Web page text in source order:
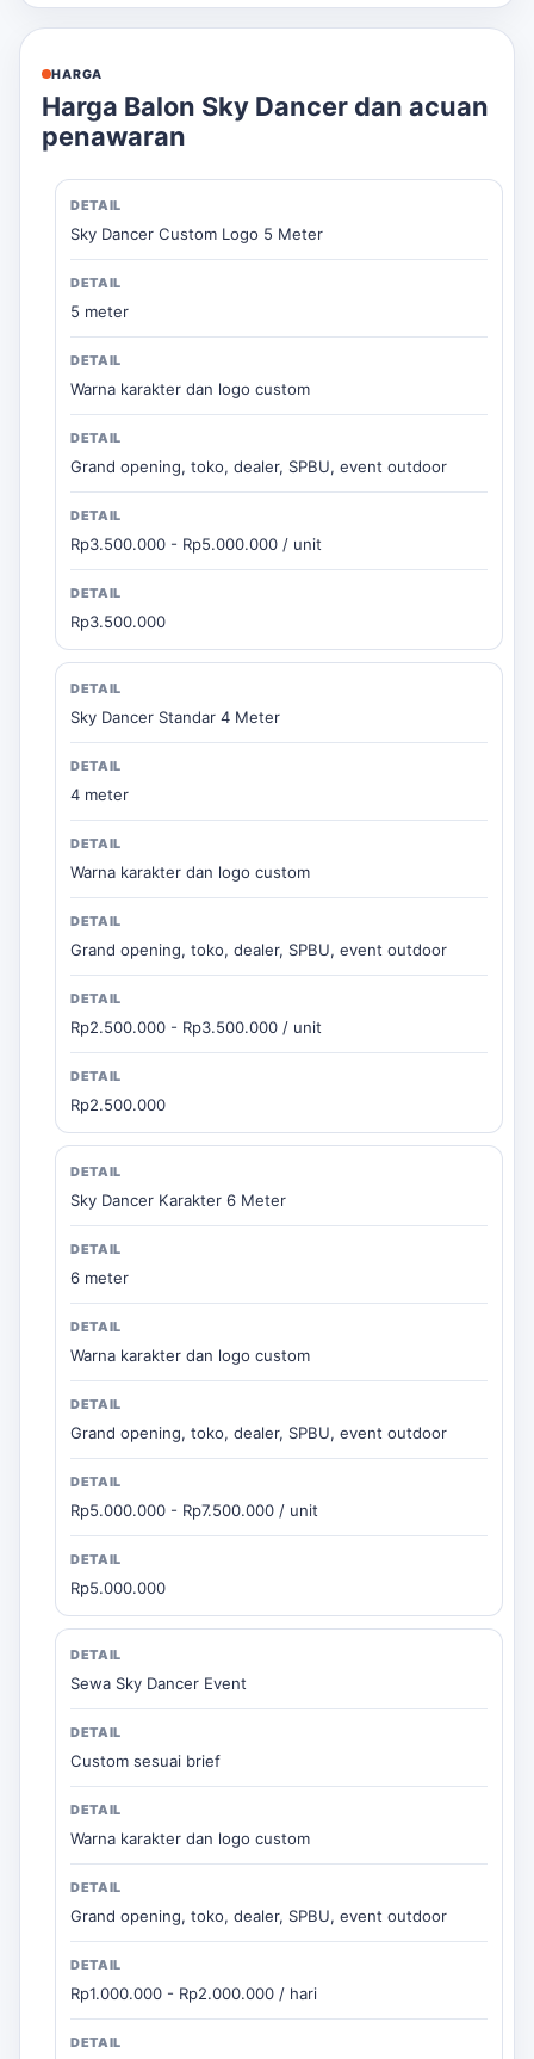
HARGA
Harga Balon Sky Dancer dan acuan
penawaran
Sky Dancer Custom Logo 5 Meter
5 meter
Warna karakter dan logo custom
Grand opening, toko, dealer, SPBU, event outdoor
Rp3.500.000 - Rp5.000.000 / unit
Rp3.500.000
Sky Dancer Standar 4 Meter
4 meter
Warna karakter dan logo custom
Grand opening, toko, dealer, SPBU, event outdoor
Rp2.500.000 - Rp3.500.000 / unit
Rp2.500.000
Sky Dancer Karakter 6 Meter
6 meter
Warna karakter dan logo custom
Grand opening, toko, dealer, SPBU, event outdoor
Rp5.000.000 - Rp7.500.000 / unit
Rp5.000.000
Sewa Sky Dancer Event
Custom sesuai brief
Warna karakter dan logo custom
Grand opening, toko, dealer, SPBU, event outdoor
Rp1.000.000 - Rp2.000.000 / hari